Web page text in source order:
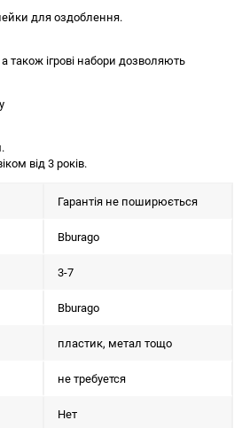
для оздоблення.
також ігрові набори дозволяють
від 3 років.
Гарантія не поширюється
Bburago
3-7
Bburago
пластик, метал тощо
не требуется
Нет